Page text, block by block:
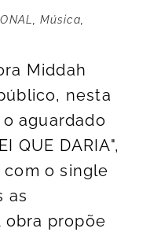
Música
Middah
nesta
aguardado
QUE DARIA",
com o single
as
obra propõe